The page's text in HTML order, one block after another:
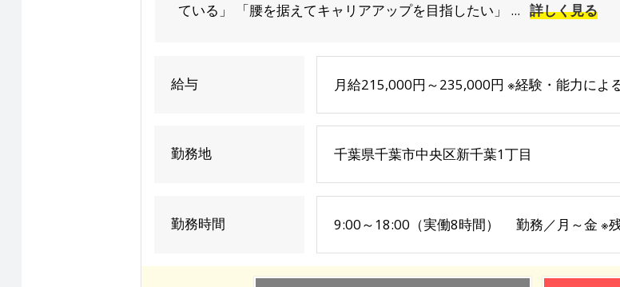
ている」 「腰を据えてキャリアアップを目指したい」 ... 詳しく見る
給与 月給215,000円～235,000円 ※経験・能力によ
勤務地 千葉県千葉市中央区新千葉1丁目
勤務時間 9:00～18:00（実働8時間） 勤務／月～金 ※